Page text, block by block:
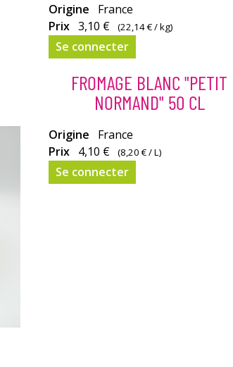
Un
fromage
plein
de
couleurs
saveurs.
Origine
France
Prix 3,10 € (22,14 €/ kg)
Se connecter
FROMAGE BLANC "PETIT
NORMAND" 50 CL
Mélange
de
fromage
blanc
Origine
France
Prix 4,10 € (8,20 €/ L)
Se connecter